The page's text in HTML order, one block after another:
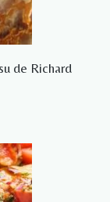
de Richard